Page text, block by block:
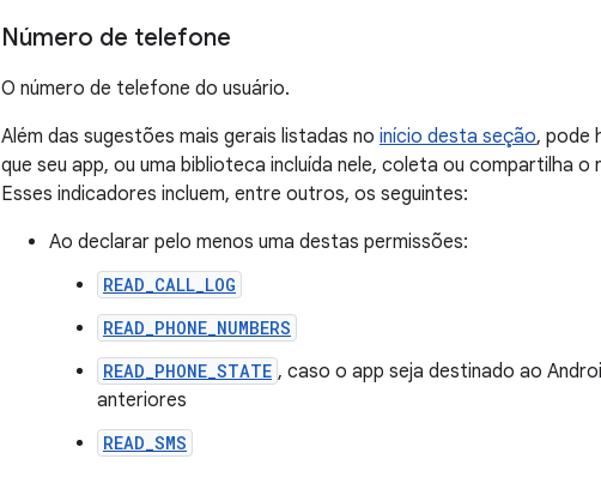
Número de telefone
O número de telefone do usuário.
Além das sugestões mais gerais listadas no início desta seção, pode
que seu app, ou uma biblioteca incluída nele, coleta ou compartilha o
Esses indicadores incluem, entre outros, os seguintes:
Ao declarar pelo menos uma destas permissões:
READ_CALL_LOG
READ_PHONE_NUMBERS
READ_PHONE_STATE , caso o app seja destinado ao
anteriores
READ_SMS